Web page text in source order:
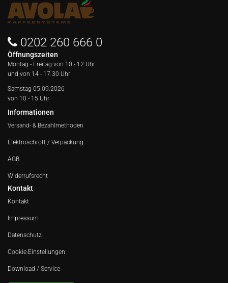
0202 260 666 0
Öffnungszeiten
Montag - Freitag von 10 - 12 Uhr
und von 14 - 17:30 Uhr
Samstag 05.09.2026
von 10 - 15 Uhr
Informationen
Versand- & Bezahlmethoden
Elektroschrott / Verpackung
AGB
Widerrufsrecht
Kontakt
Kontakt
Impressum
Datenschutz
Cookie-Einstellungen
Download / Service